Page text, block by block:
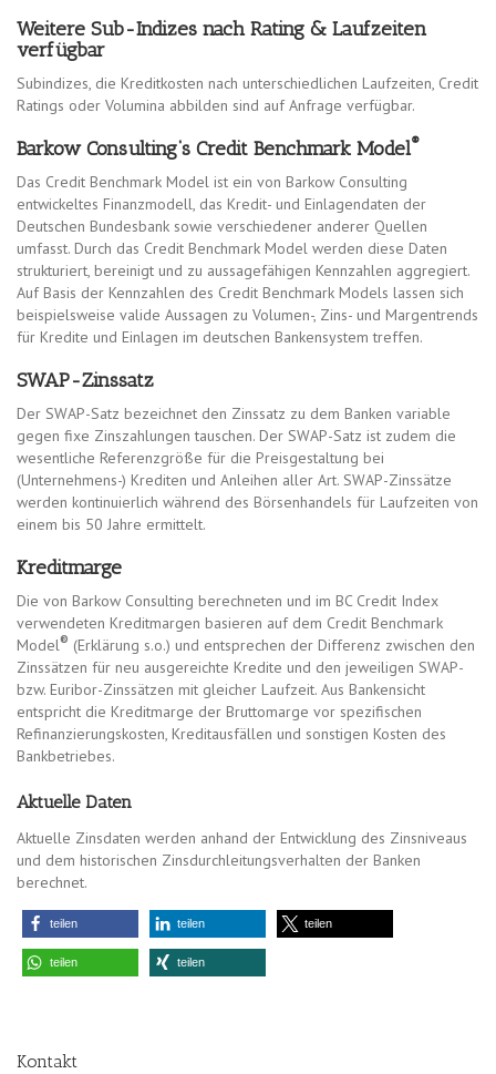
Weitere Sub-Indizes nach Rating & Laufzeiten
verfügbar
Subindizes, die Kreditkosten nach unterschiedlichen Laufzeiten, Credit
Ratings oder Volumina abbilden sind auf Anfrage verfügbar.
Barkow Consulting‘s Credit Benchmark Model®
Das Credit Benchmark Model ist ein von Barkow Consulting
entwickeltes Finanzmodell, das Kredit- und Einlagendaten der
Deutschen Bundesbank sowie verschiedener anderer Quellen
umfasst. Durch das Credit Benchmark Model werden diese Daten
strukturiert, bereinigt und zu aussagefähigen Kennzahlen aggregiert.
Auf Basis der Kennzahlen des Credit Benchmark Models lassen sich
beispielsweise valide Aussagen zu Volumen-, Zins- und Margentrends
für Kredite und Einlagen im deutschen Bankensystem treffen.
SWAP-Zinssatz
Der SWAP-Satz bezeichnet den Zinssatz zu dem Banken variable
gegen fixe Zinszahlungen tauschen. Der SWAP-Satz ist zudem die
wesentliche Referenzgröße für die Preisgestaltung bei
(Unternehmens-) Krediten und Anleihen aller Art. SWAP-Zinssätze
werden kontinuierlich während des Börsenhandels für Laufzeiten von
einem bis 50 Jahre ermittelt.
Kreditmarge
Die von Barkow Consulting berechneten und im BC Credit Index
verwendeten Kreditmargen basieren auf dem Credit Benchmark
Model® (Erklärung s.o.) und entsprechen der Differenz zwischen den
Zinssätzen für neu ausgereichte Kredite und den jeweiligen SWAP-
bzw. Euribor-Zinssätzen mit gleicher Laufzeit. Aus Bankensicht
entspricht die Kreditmarge der Bruttomarge vor spezifischen
Refinanzierungskosten, Kreditausfällen und sonstigen Kosten des
Bankbetriebes.
Aktuelle Daten
Aktuelle Zinsdaten werden anhand der Entwicklung des Zinsniveaus
und dem historischen Zinsdurchleitungsverhalten der Banken
berechnet.
teilen teilen teilen
teilen teilen
Kontakt